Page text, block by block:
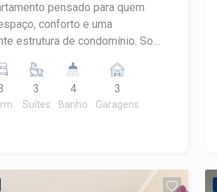
pensado para quem
conforto e uma
estrutura de condomínio. Sol
e closet; Sala ampla com
muita luminosidade
e ar condicionado; Ampla sacada
planejados e coifa; Área de
3
Suítes
4
Banho
3
Garagens